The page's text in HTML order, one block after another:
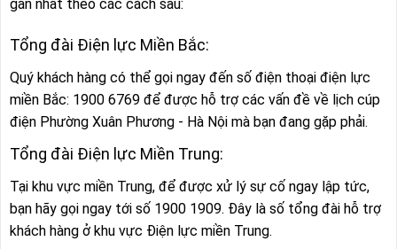
gần nhất theo các cách sau:
Tổng đài Điện lực Miền Bắc:
Quý khách hàng có thể gọi ngay đến số điện thoại điện lực
miền Bắc: 1900 6769 để được hỗ trợ các vấn đề về lịch cúp
điện Phường Xuân Phương - Hà Nội mà bạn đang gặp phải.
Tổng đài Điện lực Miền Trung:
Tại khu vực miền Trung, để được xử lý sự cố ngay lập tức,
bạn hãy gọi ngay tới số 1900 1909. Đây là số tổng đài hỗ trợ
khách hàng ở khu vực Điện lực miền Trung.